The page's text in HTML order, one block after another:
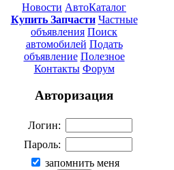
Новости АвтоКаталог
Купить Запчасти Частные
объявления Поиск
автомобилей Подать
объявление Полезное
Контакты Форум
Авторизация
Логин:
Пароль:
запомнить меня